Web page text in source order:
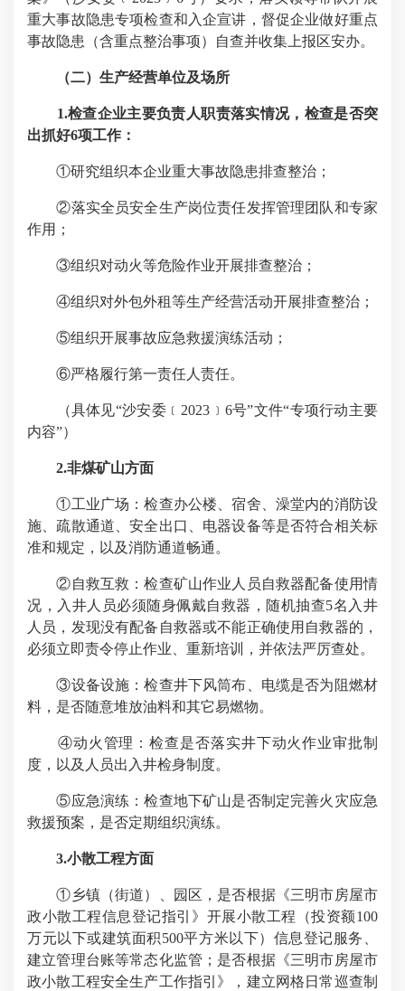
重大事故隐患专项检查和入企宣讲，督促企业做好重点
事故隐患（含重点整治事项）自查并收集上报区安办。
（二）生产经营单位及场所
1.检查企业主要负责人职责落实情况，检查是否突
出抓好6项工作：
①研究组织本企业重大事故隐患排查整治；
②落实全员安全生产岗位责任发挥管理团队和专家
作用；
③组织对动火等危险作业开展排查整治；
④组织对外包外租等生产经营活动开展排查整治；
⑤组织开展事故应急救援演练活动；
⑥严格履行第一责任人责任。
（具体见“沙安委﹝2023﹞6号”文件“专项行动主要
内容”）
2.非煤矿山方面
①工业广场：检查办公楼、宿舍、澡堂内的消防设
施、疏散通道、安全出口、电器设备等是否符合相关标
准和规定，以及消防通道畅通。
②自救互救：检查矿山作业人员自救器配备使用情
况，入井人员必须随身佩戴自救器，随机抽查5名入井
人员，发现没有配备自救器或不能正确使用自救器的，
必须立即责令停止作业、重新培训，并依法严厉查处。
③设备设施：检查井下风筒布、电缆是否为阻燃材
料，是否随意堆放油料和其它易燃物。
④动火管理：检查是否落实井下动火作业审批制
度，以及人员出入井检身制度。
⑤应急演练：检查地下矿山是否制定完善火灾应急
救援预案，是否定期组织演练。
3.小散工程方面
①乡镇（街道）、园区，是否根据《三明市房屋市
政小散工程信息登记指引》开展小散工程（投资额100
万元以下或建筑面积500平方米以下）信息登记服务、
建立管理台账等常态化监管；是否根据《三明市房屋市
政小散工程安全生产工作指引》，建立网格日常巡查制